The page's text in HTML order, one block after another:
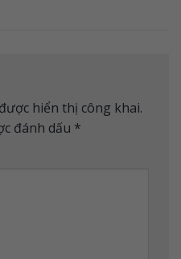
hiển thị công khai.
đánh dấu *